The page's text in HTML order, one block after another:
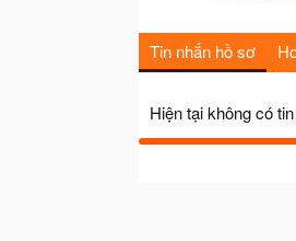
Tin nhắn hồ sơ
Hiện tại không có